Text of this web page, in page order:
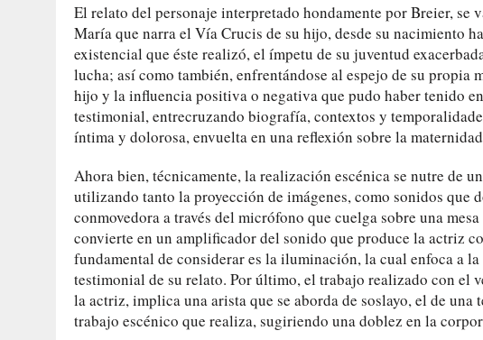
El relato del personaje interpretado hondamente por Breier, se
María que narra el Vía Crucis de su hijo, desde su nacimiento
existencial que éste realizó, el ímpetu de su juventud
lucha; así como también, enfrentándose al espejo de su propia
hijo y la influencia positiva o negativa que pudo haber tenido
testimonial, entrecruzando biografía, contextos y
íntima y dolorosa, envuelta en una reflexión sobre la
Ahora bien, técnicamente, la realización escénica se nutre de
utilizando tanto la proyección de imágenes, como sonidos que
conmovedora a través del micrófono que cuelga sobre una
convierte en un amplificador del sonido que produce la actriz
fundamental de considerar es la iluminación, la cual enfoca a
testimonial de su relato. Por último, el trabajo realizado con el
la actriz, implica una arista que se aborda de soslayo, el de
trabajo escénico que realiza, sugiriendo una doblez en la